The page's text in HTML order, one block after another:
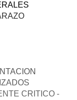
CRITICO -